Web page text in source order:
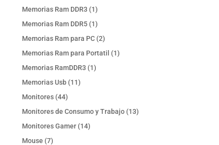
productos
Memorias Ram DDR3 11
producto
Memorias Ram DDR5 11
producto
Memorias Ram para PC 22
productos
Memorias Ram para Portatil 11
Memorias RamDDR3 11
Memorias Usb 1111
Monitores 4444
productos
Monitores de Consumo y Trabajo 1313
Monitores Gamer 1414
Mouse 77